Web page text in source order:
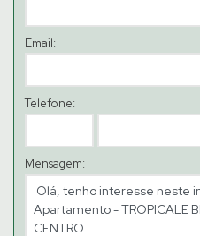
Email:
Telefone:
Mensagem: